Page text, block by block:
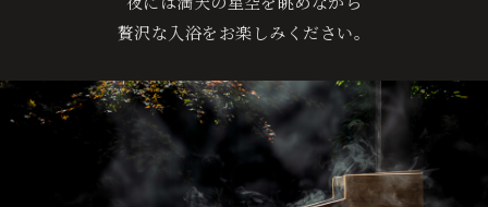
お電話でのご予約・お問い合わせ
0995-64-4100
+81-995-64-4100
ッ
ク
贅沢な入浴をお楽しみください。